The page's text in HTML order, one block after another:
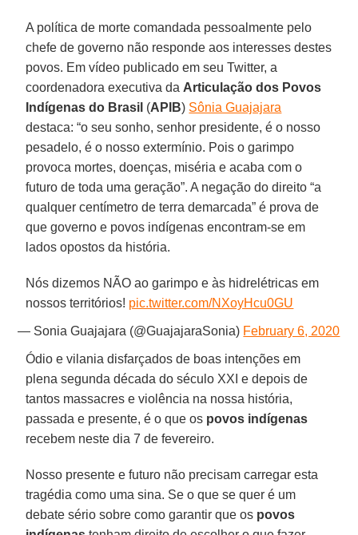
A política de morte comandada pessoalmente pelo
chefe de governo não responde aos interesses destes
povos. Em vídeo publicado em seu Twitter, a
coordenadora executiva da Articulação dos Povos
Indígenas do Brasil (APIB) Sônia Guajajara
destaca: “o seu sonho, senhor presidente, é o nosso
pesadelo, é o nosso extermínio. Pois o garimpo
provoca mortes, doenças, miséria e acaba com o
futuro de toda uma geração”. A negação do direito “a
qualquer centímetro de terra demarcada” é prova de
que governo e povos indígenas encontram-se em
lados opostos da história.
Nós dizemos NÃO ao garimpo e às hidrelétricas em
nossos territórios! pic.twitter.com/NXoyHcu0GU
— Sonia Guajajara (@GuajajaraSonia) February 6, 2020
Ódio e vilania disfarçados de boas intenções em
plena segunda década do século XXI e depois de
tantos massacres e violência na nossa história,
passada e presente, é o que os povos indígenas
recebem neste dia 7 de fevereiro.
Nosso presente e futuro não precisam carregar esta
tragédia como uma sina. Se o que se quer é um
debate sério sobre como garantir que os povos